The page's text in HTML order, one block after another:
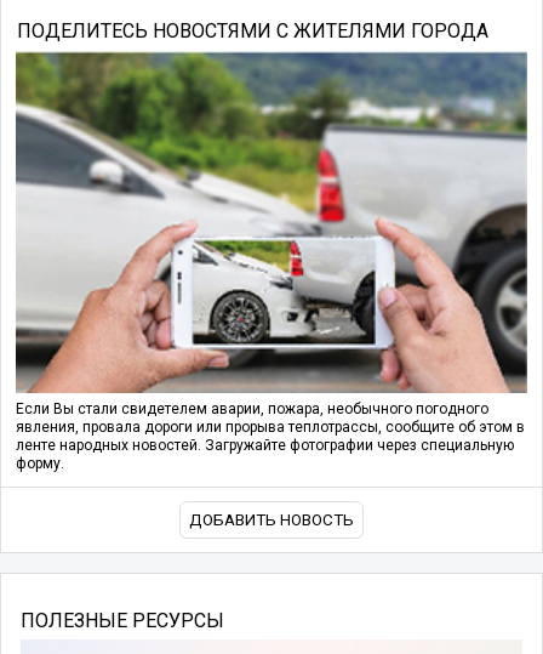
ПОДЕЛИТЕСЬ НОВОСТЯМИ С ЖИТЕЛЯМИ ГОРОДА
Если Вы стали свидетелем аварии, пожара, необычного погодного
явления, провала дороги или прорыва теплотрассы, сообщите об этом в
ленте народных новостей. Загружайте фотографии через специальную
форму.
ДОБАВИТЬ НОВОСТЬ
ПОЛЕЗНЫЕ РЕСУРСЫ